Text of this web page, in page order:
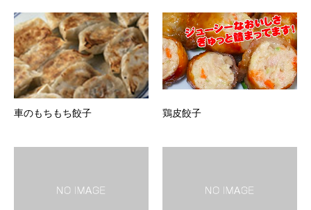
車のもちもち餃子 鶏皮餃子